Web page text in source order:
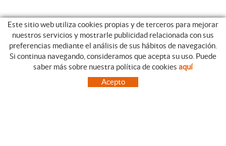
CATEGORIAS GUIA DE COMPRA
CONDICIONES DE COMPRA
PAGO
Este sitio web utiliza cookies propias y de terceros para mejorar
nuestros servicios y mostrarle publicidad relacionada con sus
preferencias mediante el análisis de sus hábitos de navegación.
Si continua navegando, consideramos que acepta su uso. Puede
saber más sobre nuestra política de cookies aquí
Acepto